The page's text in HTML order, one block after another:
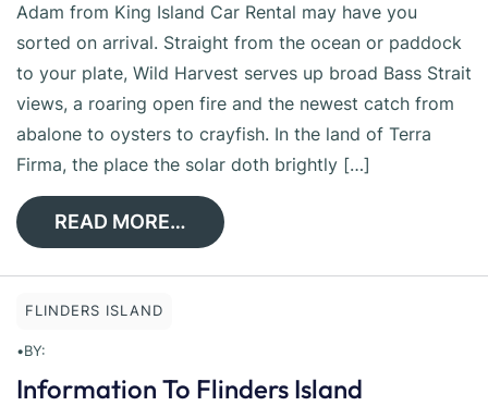
Adam from King Island Car Rental may have you
sorted on arrival. Straight from the ocean or paddock
to your plate, Wild Harvest serves up broad Bass Strait
views, a roaring open fire and the newest catch from
abalone to oysters to crayfish. In the land of Terra
Firma, the place the solar doth brightly […]
READ MORE…
FLINDERS ISLAND
•BY:
Information To Flinders Island